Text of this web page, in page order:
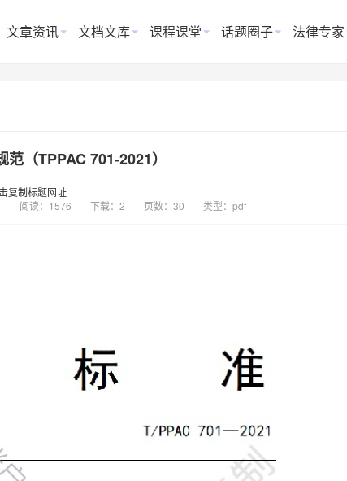
文章资讯 文档文库 课程课堂 话题圈子 法律专家
（TPPAC 701-2021）
复制标题网址
阅读：1576 下载：2 页数：30 类型：pdf